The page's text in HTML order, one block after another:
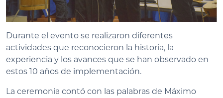
Durante el evento se realizaron diferentes
actividades que reconocieron la historia, la
experiencia y los avances que se han observado en
estos 10 años de implementación.
La ceremonia contó con las palabras de Máximo